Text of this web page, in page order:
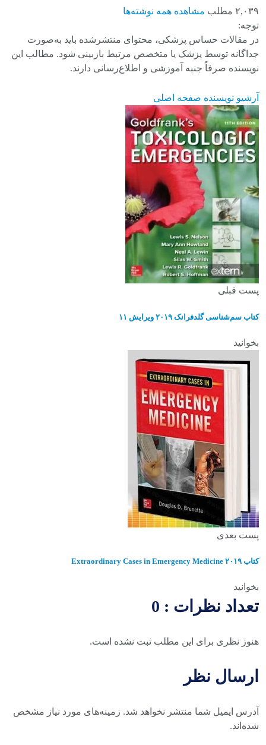
۲,۰۳۹ مطلب
مشاهده همه نوشته‌ها
توجه:
در مقالات حساس پزشکی، محتوای منتشرشده باید به‌صورت
جداگانه توسط پزشک یا متخصص مرتبط بازبینی شود. مطالب این
نویسنده صرفاً جنبه آموزشی و اطلاع‌رسانی دارند.
آرشیو نویسنده صفحه اصلی
پست قبلی
کتاب سم‌شناسی گلدفرانک ۲۰۱۹ ویرایش ۱۱
بخوانید
پست بعدی
کتاب Extraordinary Cases in Emergency Medicine ۲۰۱۹
بخوانید
تعداد نظرات : 0
هنوز نظری برای این مطلب ثبت نشده است.
ارسال نظر
آدرس ایمیل شما منتشر نخواهد شد. زمینه‌های مورد نیاز مشخص
شده‌اند.